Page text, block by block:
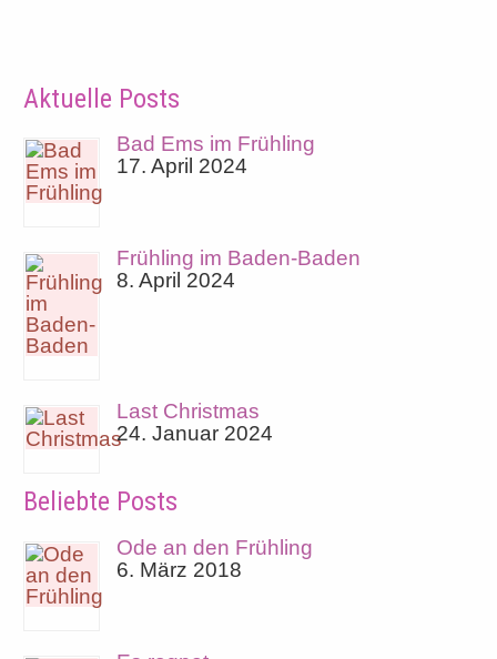
Aktuelle Posts
Bad Ems im Frühling
17. April 2024
Frühling im Baden-Baden
8. April 2024
Last Christmas
24. Januar 2024
Beliebte Posts
Ode an den Frühling
6. März 2018